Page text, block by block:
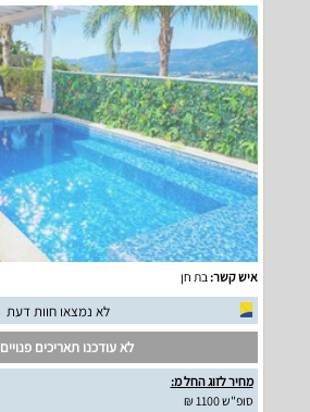
איש קשר: בת חן
לא נמצאו חוות דעת
לא עודכנו תאריכים פנויים
מחיר לזוג החל מ:
סופ"ש 1100 ₪